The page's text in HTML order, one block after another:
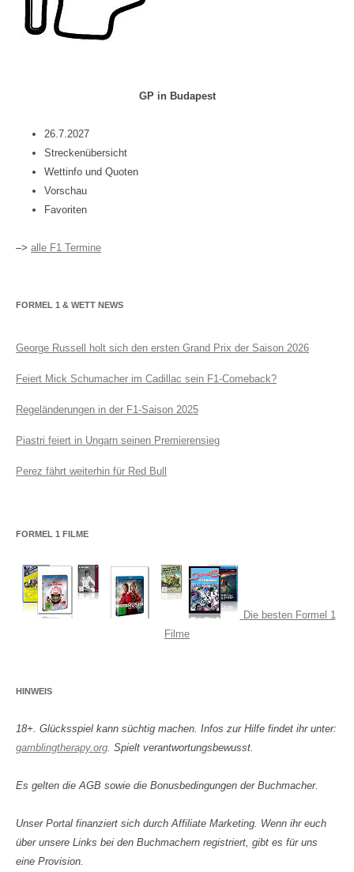
GP in Budapest
26.7.2027
Streckenübersicht
Wettinfo und Quoten
Vorschau
Favoriten
–> alle F1 Termine
FORMEL 1 & WETT NEWS
George Russell holt sich den ersten Grand Prix der Saison 2026
Feiert Mick Schumacher im Cadillac sein F1-Comeback?
Regeländerungen in der F1-Saison 2025
Piastri feiert in Ungarn seinen Premierensieg
Perez fährt weiterhin für Red Bull
FORMEL 1 FILME
Die besten Formel 1
Filme
HINWEIS
18+. Glücksspiel kann süchtig machen. Infos zur Hilfe findet ihr unter:
gamblingtherapy.org. Spielt verantwortungsbewusst.
Es gelten die AGB sowie die Bonusbedingungen der Buchmacher.
Unser Portal finanziert sich durch Affiliate Marketing. Wenn ihr euch
über unsere Links bei den Buchmachern registriert, gibt es für uns
eine Provision.